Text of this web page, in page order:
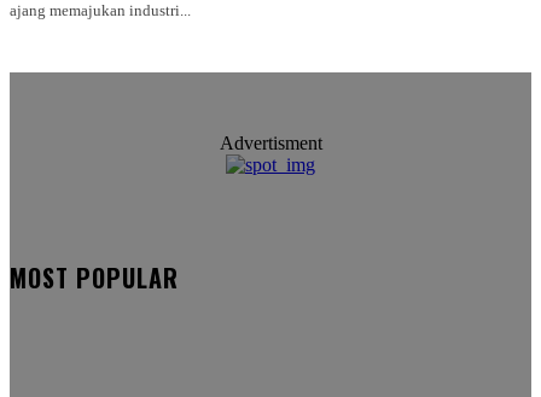
ajang memajukan industri...
Advertisment
MOST POPULAR